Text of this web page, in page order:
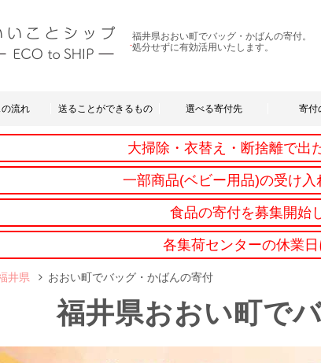
福井県おおい町でバッグ・かばんの寄付。
処分せずに有効活用いたします。
流れ 送ることができるもの 選べる寄付先 寄付
大掃除・衣替え・断捨離で出
一部商品(ベビー用品)の受け入
食品の寄付を募集開始
各集荷センターの休業
井県 おおい町でバッグ・かばんの寄付
福井県おおい町で